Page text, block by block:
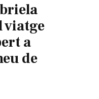
viatge
a
de